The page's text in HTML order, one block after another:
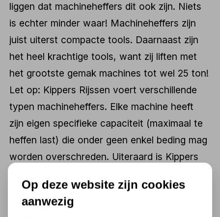
liggen dat machineheffers dit ook zijn. Niets
is echter minder waar! Machineheffers zijn
juist uiterst compacte tools. Daarnaast zijn
het heel krachtige tools, want zij liften met
het grootste gemak machines tot wel 25 ton!
Let op: Kippers Rijssen voert verschillende
typen machineheffers. Elke machine heeft
zijn eigen specifieke capaciteit (maximaal te
heffen last) die onder geen enkel beding mag
worden overschreden. Uiteraard is Kippers
de voor u meest geschikte machineheffer.
Echter is dit dankzij onze uitgebreide
Op deze website zijn cookies
aanwezig